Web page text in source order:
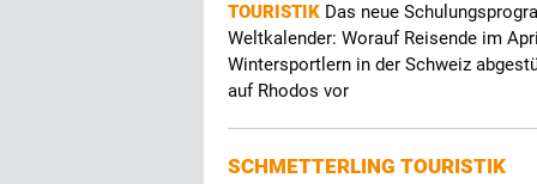
TOURISTIK Das neue
Weltkalender: Worauf Reisende im
Wintersportlern in der Schweiz
auf Rhodos vor
SCHMETTERLING TOURISTIK